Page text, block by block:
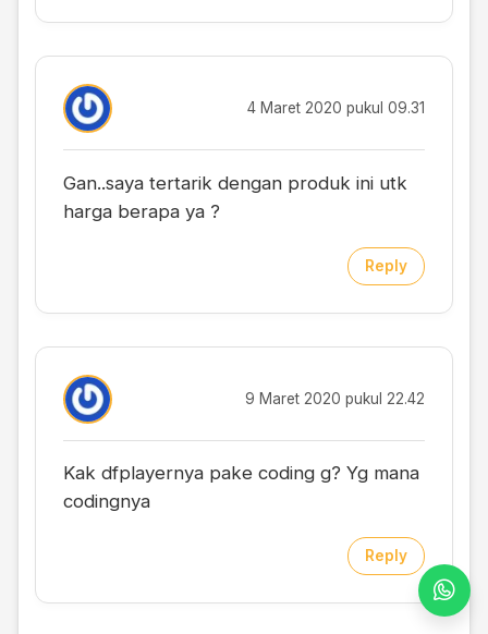
4 Maret 2020 pukul 09.31
Gan..saya tertarik dengan produk ini utk
harga berapa ya ?
Reply
9 Maret 2020 pukul 22.42
Kak dfplayernya pake coding g? Yg mana
codingnya
Reply